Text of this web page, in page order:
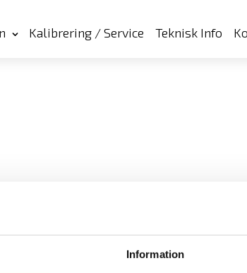
Information
Kalibrering / Service Teknisk Info